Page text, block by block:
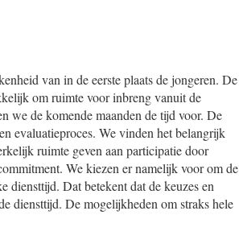
van in de eerste plaats de jongeren. De
om ruimte voor inbreng vanuit de
we de komende maanden de tijd voor. De
evaluatieproces. We vinden het belangrijk
ruimte geven aan participatie door
We kiezen er namelijk voor om de
diensttijd. Dat betekent dat de keuzes en
diensttijd. De mogelijkheden om straks hele